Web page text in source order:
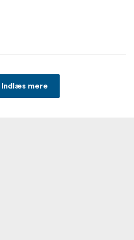
Indlæs mere